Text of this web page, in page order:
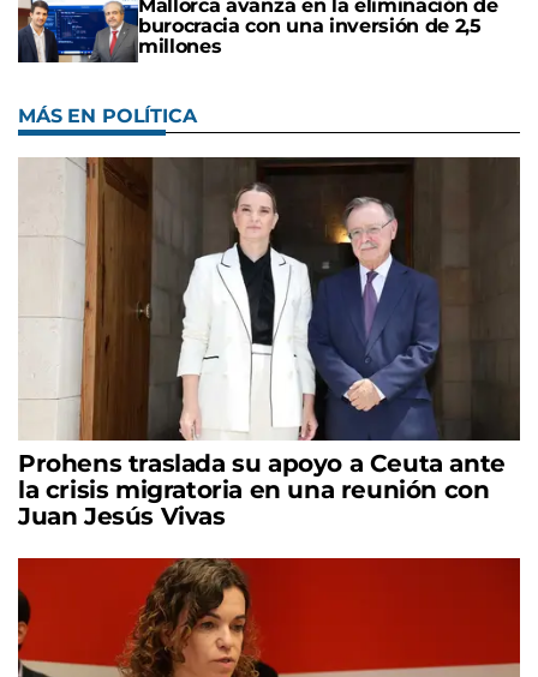
Mallorca avanza en la eliminación de
burocracia con una inversión de 2,5
millones
MÁS EN POLÍTICA
Prohens traslada su apoyo a Ceuta ante
la crisis migratoria en una reunión con
Juan Jesús Vivas